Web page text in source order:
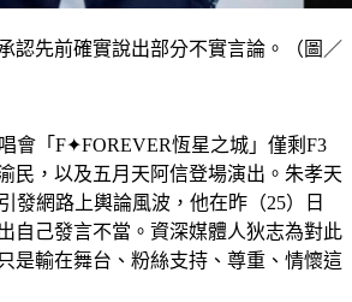
認先前確實說出部分不實言論。（圖／
會「F✦FOREVER恆星之城」僅剩F3
民，以及五月天阿信登場演出。朱孝天
發網路上輿論風波，他在昨（25）日
自己發言不當。資深媒體人狄志為對此
是輸在舞台、粉絲支持、尊重、情懷這